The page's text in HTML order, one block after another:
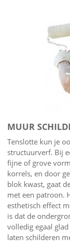
MUUR
Tenslotte kun je
structuurverf. Bij
fijne of grove
korrels, en door
blok kwast, gaat
met een patroon.
esthetisch effect
is dat de
volledig egaal
laten schilderen